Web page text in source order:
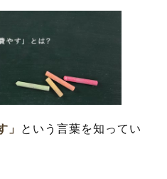
は?
使った例文や短文など
英語
」
という言葉を知ってい